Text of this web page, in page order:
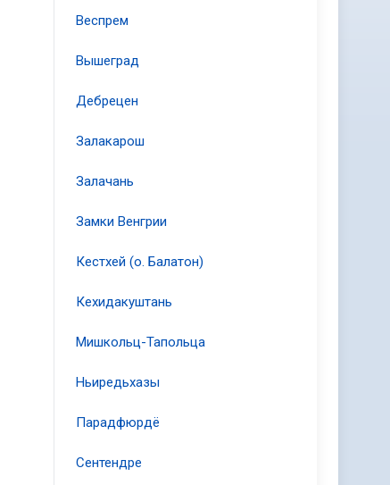
Веспрем
Вышеград
Дебрецен
Залакарош
Залачань
Замки Венгрии
Кестхей (о. Балатон)
Кехидакуштань
Мишкольц-Тапольца
Ньиредьхазы
Парадфюрдё
Сентендре